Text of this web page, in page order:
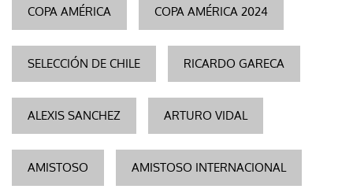
COPA AMÉRICA COPA AMÉRICA 2024
SELECCIÓN DE CHILE RICARDO GARECA
ALEXIS SANCHEZ ARTURO VIDAL
AMISTOSO AMISTOSO INTERNACIONAL